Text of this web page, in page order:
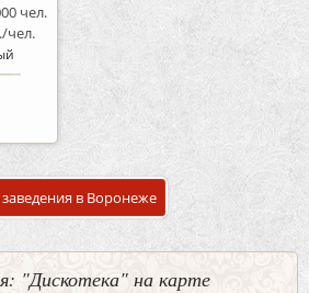
чел.
чел.
в Воронеже
"Дискотека" на карте